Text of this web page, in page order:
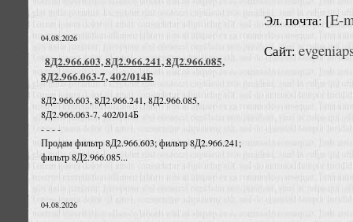
04.08.2026
8Д2.966.603, 8Д2.966.241, 8Д2.966.085,
8Д2.966.063-7, 402/014Б
8Д2.966.603, 8Д2.966.241, 8Д2.966.085,
8Д2.966.063-7, 402/014Б
- - - -
Продам фильтр 8Д2.966.603; фильтр 8Д2.966.241;
фильтр 8Д2.966.085...
04.08.2026
Эл. почта: [E-
Сайт: